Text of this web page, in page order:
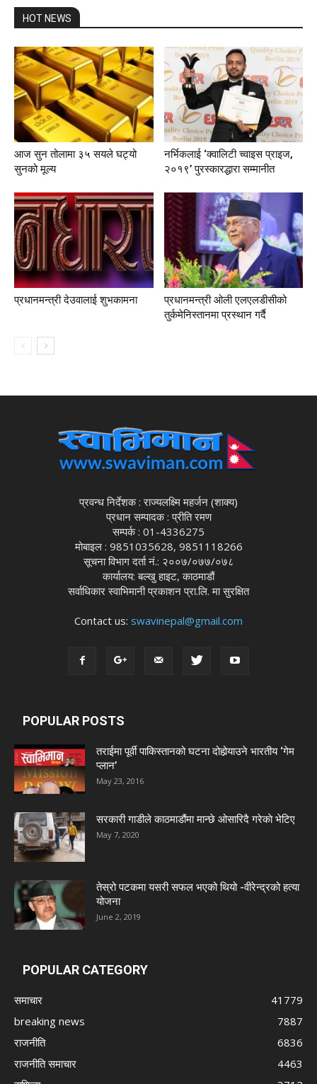
HOT NEWS
आज सुन तोलामा ३५ सयले घट्यो
सुनको मूल्य
नर्भिकलाई ‘क्वालिटी च्वाइस प्राइज,
२०१९’ पुरस्कारद्धारा सम्मानीत
प्रधानमन्त्री देउवालाई शुभकामना
प्रधानमन्त्री ओली एलएलडीसीको
तुर्कमेनिस्तानमा प्रस्थान गर्दै
प्रवन्ध निर्देशक : राज्यलक्ष्मि महर्जन (शाक्य)
प्रधान सम्पादक : प्रीति रमण
सम्पर्क : 01-4336275
मोबाइल : 9851035628, 9851118266
सूचना विभाग दर्ता नं.: २००७/०७७/०७८
कार्यालय: बल्खु हाइट, काठमाडौं
सर्वाधिकार स्वाभिमानी प्रकाशन प्रा.लि. मा सुरक्षित
Contact us: swavinepal@gmail.com
POPULAR POSTS
तराईमा पूर्वी पाकिस्तानको घटना दोहोर्‍याउने भारतीय ‘गेम
प्लान’
May 23, 2016
सरकारी गाडीले काठमाडौंमा मान्छे ओसारिदै गरेकाे भेटिए
May 7, 2020
तेस्रो पटकमा यसरी सफल भएको थियो -वीरेन्द्रको हत्या
योजना
June 2, 2019
POPULAR CATEGORY
समाचार
41779
breaking news
7887
राजनीति
6836
राजनीति समाचार
4463